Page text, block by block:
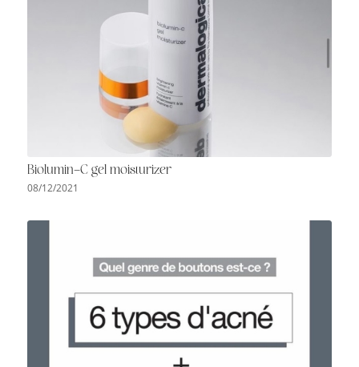
Biolumin-C gel moisturizer
08/12/2021